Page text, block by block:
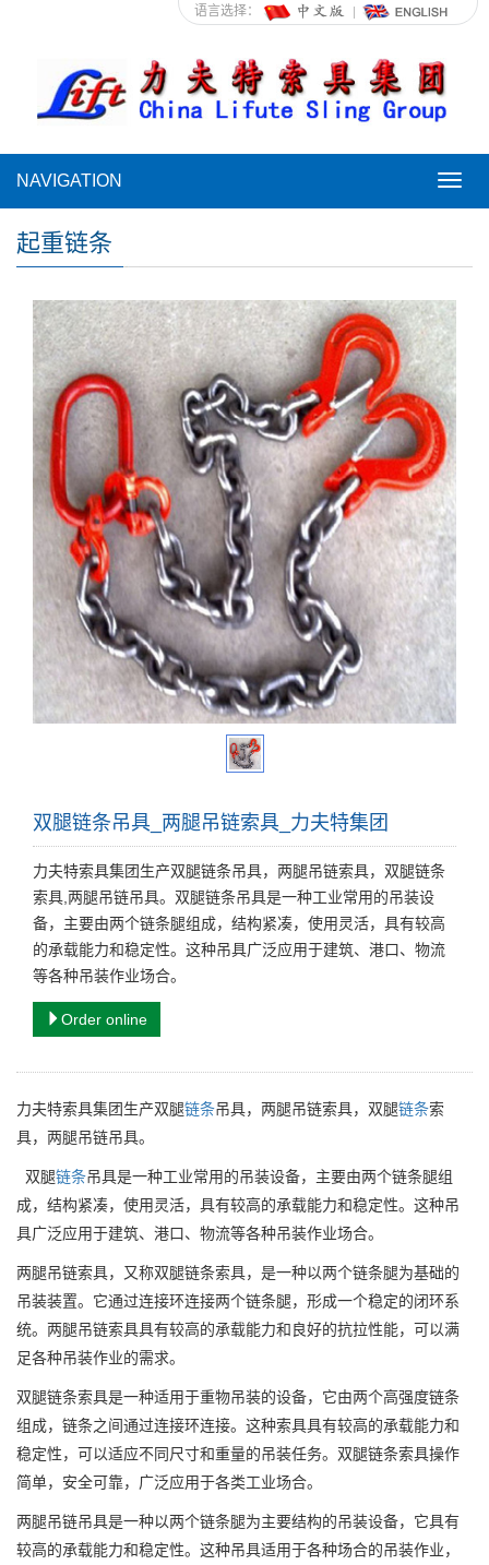
语言选择：
NAVIGATION
起重链条
双腿链条吊具_两腿吊链索具_力夫特集团
力夫特索具集团生产双腿链条吊具，两腿吊链索具，双腿链条
索具,两腿吊链吊具。双腿链条吊具是一种工业常用的吊装设
备，主要由两个链条腿组成，结构紧凑，使用灵活，具有较高
的承载能力和稳定性。这种吊具广泛应用于建筑、港口、物流
等各种吊装作业场合。
Order online
力夫特索具集团生产双腿链条吊具，两腿吊链索具，双腿链条索
具，两腿吊链吊具。
双腿链条吊具是一种工业常用的吊装设备，主要由两个链条腿组
成，结构紧凑，使用灵活，具有较高的承载能力和稳定性。这种吊
具广泛应用于建筑、港口、物流等各种吊装作业场合。
两腿吊链索具，又称双腿链条索具，是一种以两个链条腿为基础的
吊装装置。它通过连接环连接两个链条腿，形成一个稳定的闭环系
统。两腿吊链索具具有较高的承载能力和良好的抗拉性能，可以满
足各种吊装作业的需求。
双腿链条索具是一种适用于重物吊装的设备，它由两个高强度链条
组成，链条之间通过连接环连接。这种索具具有较高的承载能力和
稳定性，可以适应不同尺寸和重量的吊装任务。双腿链条索具操作
简单，安全可靠，广泛应用于各类工业场合。
两腿吊链吊具是一种以两个链条腿为主要结构的吊装设备，它具有
较高的承载能力和稳定性。这种吊具适用于各种场合的吊装作业，